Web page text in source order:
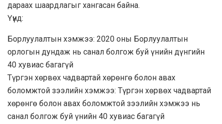
дараах шаардлагыг хангасан байна.
Үүнд:
Борлуулалтын хэмжээ: 2020 оны Борлуулалтын
орлогын дундаж нь санал болгож буй үнийн дүнгийн
40 хувиас багагүй
Түргэн хөрвөх чадвартай хөрөнгө болон авах
боломжтой зээлийн хэмжээ: Түргэн хөрвөх чадвартай
хөрөнгө болон авах боломжтой зээлийн хэмжээ нь
санал болгож буй үнийн 40 хувиас багагүй